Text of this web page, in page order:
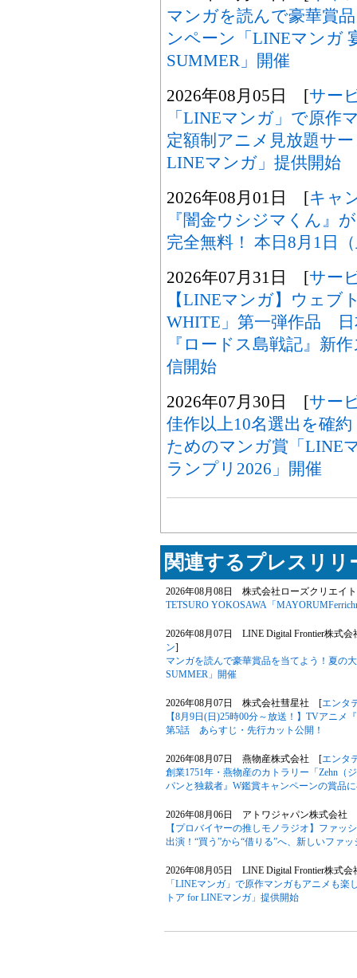
マンガを読んで豪華賞
ンペーン「LINEマンガ
SUMMER」開催
2026年08月05日 [サー
「LINEマンガ」で原作
定額制アニメ見放題サ
LINEマンガ」提供開始
2026年08月01日 [キャ
『闇金ウシジマくん』
完全無料！ 本日8月1日
2026年07月31日 [サー
【LINEマンガ】ウェブ
WHITE」第一弾作品
『ロードス島戦記』新
信開始
2026年07月30日 [サー
佳作以上10名選出を確
ためのマンガ賞「LINE
ランプリ2026」開催
関連するプレスリリ
2026年08月08日 株式会社ローズクリエイ
TETSURO YOKOSAWA「
2026年08月07日 LINE Digital Frontier株式
ン]
マンガを読んで豪華賞品を当てよう！夏の
SUMMER」開催
2026年08月07日 株式会社彗星社 [エンタ
【8月9日(日)25時00分～放送！】TVアニ
第5話 あらすじ・先行カット公開！
2026年08月07日 燕物産株式会社 [エンタ
創業1751年・燕物産のカトラリー「Zehn（
パンと独裁者』W鑑賞キャンペーンの賞品
2026年08月06日 アトワジャパン株式会社
【プロバイヤーの推しモノラジオ】ファッ
出演！“買う”から“借りる”へ、新しいファ
2026年08月05日 LINE Digital Frontier株式
「LINEマンガ」で原作マンガもアニメも
トア for LINEマンガ」提供開始